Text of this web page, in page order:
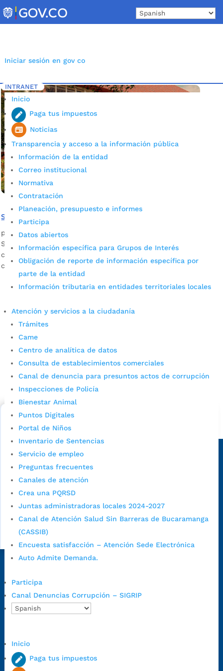
to
content
Iniciar sesión en gov co
INTRANET
Inicio
Paga tus impuestos
Noticias
Transparencia y acceso a la información pública
Información de la entidad
Correo institucional
Normativa
Contratación
Planeación, presupuesto e informes
Participa
Datos abiertos
Información específica para Grupos de Interés
Obligación de reporte de información específica por
parte de la entidad
Información tributaria en entidades territoriales locales
Atención y servicios a la ciudadanía
Trámites
Came
Centro de analítica de datos
Consulta de establecimientos comerciales
Canal de denuncia para presuntos actos de corrupción
Inspecciones de Policía
Bienestar Animal
Puntos Digitales
Portal de Niños
Inventario de Sentencias
Servicio de empleo
Preguntas frecuentes
Canales de atención
Crea una PQRSD
Juntas administradoras locales 2024-2027
Canal de Atención Salud Sin Barreras de Bucaramanga
(CASSIB)
Encuesta satisfacción – Atención Sede Electrónica
Auto Admite Demanda.
Participa
Canal Denuncias Corrupción – SIGRIP
Inicio
Paga tus impuestos
Inicio 5 Etiqueta: salón comunal
Se adecuará el salón comunal del barrio Rincón de la Paz
por Mónica María Farfán Sanabria
Seguimos saldando presupuestos participativos. Conozca
cuáles serán las mejoras que se ejecutarán en el salón
comunal del barrio Rincón de la Paz, en la Comuna 5.
Cupos Escolares Bucaramanga 2022
Consulta aqui los pasos para inscribirse y solicitar un
cupo escolar en los colegios oficiales de
Bucaramanga.
Alcaldía de Bucaramanga
Sede principal
Colombia.
Dirección Fase II:Carrera 11 # 34-52, Bucaramanga, Santander,
Colombia
1:00 p.m. a 5:30 p.m. / viernes jornada continua en el horario de
7:00 a.m. a 5:00 p.m., con 30 minutos de descanso al medio día.